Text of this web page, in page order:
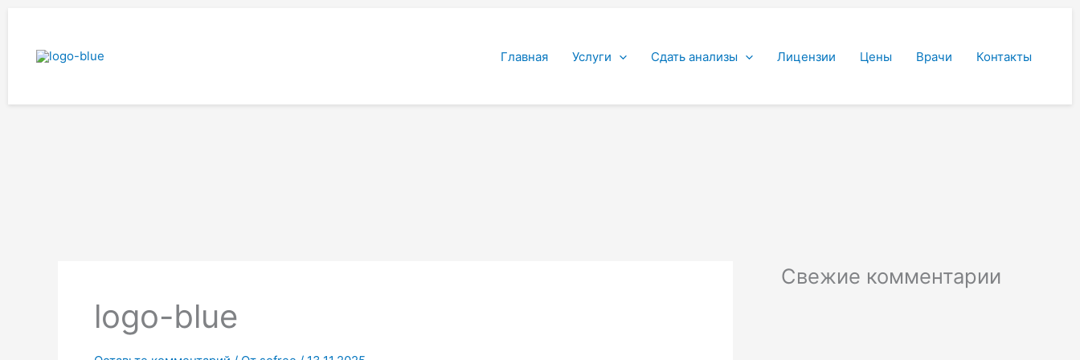
содержимому
Главная Услуги Сдать анализы Лицензии Цены Врачи Контакты
logo-blue
Свежие комментарии